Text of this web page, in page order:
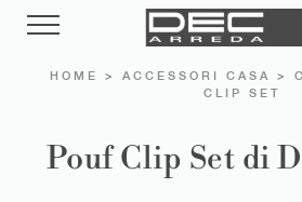
HOME > ACCESSORI CASA >
CLIP SET
Pouf Clip Set di